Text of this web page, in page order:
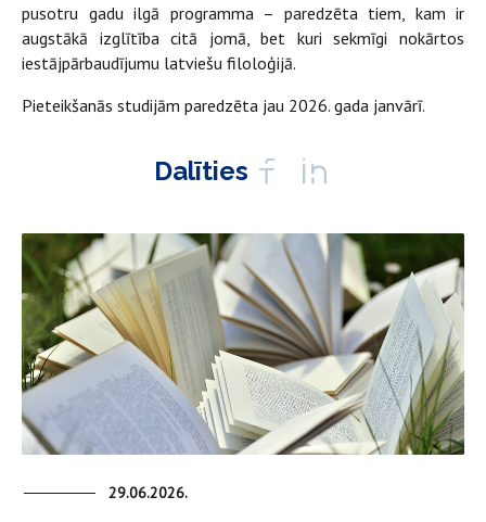
pusotru gadu ilgā programma – paredzēta tiem, kam ir
augstākā izglītība citā jomā, bet kuri sekmīgi nokārtos
iestājpārbaudījumu latviešu filoloģijā.
Pieteikšanās studijām paredzēta jau 2026. gada janvārī.
Dalīties
29.06.2026.